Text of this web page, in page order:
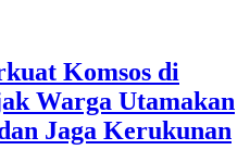
Komsos di
Warga Utamakan
Jaga Kerukunan